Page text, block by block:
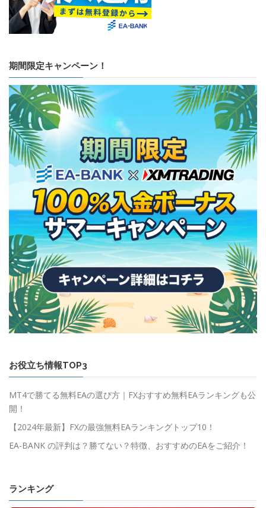
期間限定キャンペーン！
お役立ち情報TOP3
MT4で勝てる無料EAの選び方｜FXおすすめ無料EAランキングも公
開！
【2024年最新】FXの最強無料EAランキングトップ10！
EA-BANK の評判は？勝てない？特徴、おすすめのEAをご紹介！
ランキング